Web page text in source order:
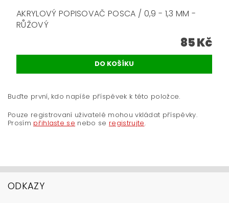
AKRYLOVÝ POPISOVAČ POSCA / 0,9 - 1,3 MM -
RŮŽOVÝ
85 Kč
Buďte první, kdo napíše příspěvek k této položce.
Pouze registrovaní uživatelé mohou vkládat příspěvky.
Prosím přihlaste se nebo se registrujte.
ODKAZY